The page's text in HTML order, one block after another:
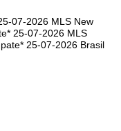
07-2026 MLS New
25-07-2026 MLS
25-07-2026 Brasil